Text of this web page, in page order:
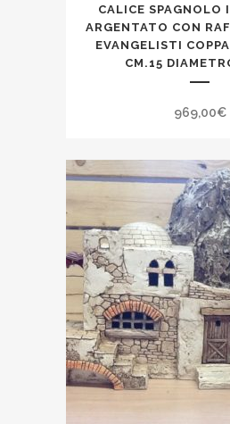
CALICE SPAGNOLO
ARGENTATO CON
EVANGELISTI
CM.15
969,00€